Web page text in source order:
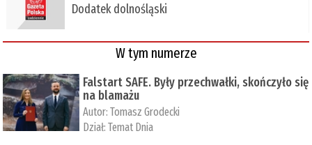
Dodatek dolnośląski
W tym numerze
Falstart SAFE. Były przechwałki, skończyło się
na blamażu
Autor:Tomasz Grodecki
Dział:Temat Dnia